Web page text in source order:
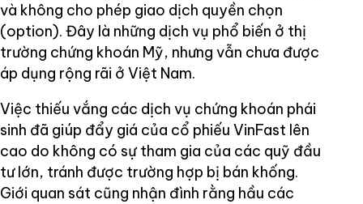
và không cho phép giao dịch quyền chọn
(option). Đây là những dịch vụ phổ biến ở thị
trường chứng khoán Mỹ, nhưng vẫn chưa được
áp dụng rộng rãi ở Việt Nam.
Việc thiếu vắng các dịch vụ chứng khoán phái
sinh đã giúp đẩy giá của cổ phiếu VinFast lên
cao do không có sự tham gia của các quỹ đầu
tư lớn, tránh được trường hợp bị bán khống.
Giới quan sát cũng nhận đình rằng hầu các